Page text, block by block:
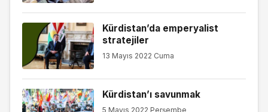
Kürdistan’da emperyalist
stratejiler
13 Mayıs 2022 Cuma
Kürdistan’ı savunmak
5 Mayıs 2022 Perşembe